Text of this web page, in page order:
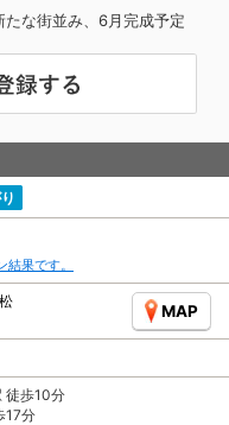
たな街並み、6月完成予定
果です。
MAP
徒歩10分
17分